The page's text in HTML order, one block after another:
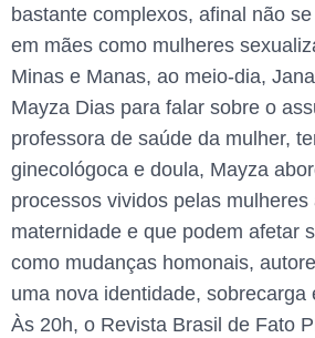
bastante complexos, afinal não
em mães como mulheres
Minas e Manas, ao meio-dia,
Mayza Dias para falar sobre o
professora de saúde da mulher,
ginecológoca e doula, Mayza
processos vividos pelas mulheres
maternidade e que podem afetar
como mudanças homonais,
uma nova identidade, sobrecarga
Às 20h, o Revista Brasil de Fato